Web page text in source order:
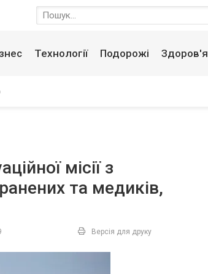
Технології Подорожі Здоров'я
місії з
та медиків,
Версія для друку